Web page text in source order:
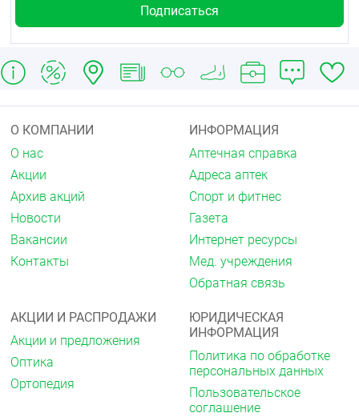
О КОМПАНИИ
О нас
Акции
Архив акций
Новости
Вакансии
Контакты
ИНФОРМАЦИЯ
Аптечная справка
Адреса аптек
Спорт и фитнес
Газета
Интернет ресурсы
Мед. учреждения
Обратная связь
АКЦИИ И РАСПРОДАЖИ
Акции и предложения
Оптика
Ортопедия
ЮРИДИЧЕСКАЯ
ИНФОРМАЦИЯ
Политика по обработке
персональных данных
Пользовательское
соглашение